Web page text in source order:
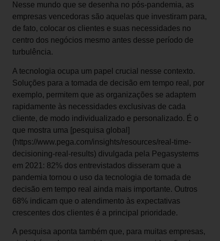
Nesse mundo que se desenha no pós-pandemia, as
empresas vencedoras são aquelas que investiram para,
de fato, colocar os clientes e suas necessidades no
centro dos negócios mesmo antes desse período de
turbulência.
A tecnologia ocupa um papel crucial nesse contexto.
Soluções para a tomada de decisão em tempo real, por
exemplo, permitem que as organizações se adaptem
rapidamente às necessidades exclusivas de cada
cliente, de modo individualizado e personalizado. É o
que mostra uma [pesquisa global]
(https://www.pega.com/insights/resources/real-time-
decisioning-real-results) divulgada pela Pegasystems
em 2021: 82% dos entrevistados disseram que a
pandemia tornou o uso da tecnologia de tomada de
decisão em tempo real ainda mais importante. Outros
68% indicam que o atendimento às expectativas
crescentes dos clientes é a principal prioridade.
A pesquisa aponta também que, para muitas empresas,